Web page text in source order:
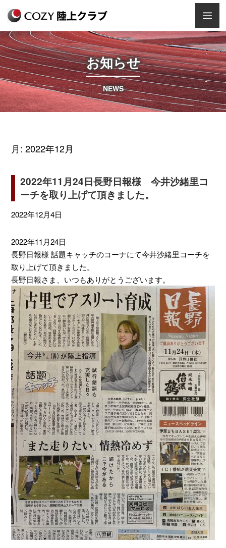
content
お知らせ
NEWS
月:2022年12月
2022年11月24日長野日報様 今井沙緒里コ
ーチを取り上げて頂きました。
2022年12月4日
2022年11月24日
長野日報様 話題キャッチのコーナにて今井沙緒里コーチを
取り上げて頂きました。
長野日報さま、いつもありがとうございます。